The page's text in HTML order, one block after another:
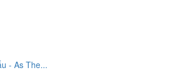
- As The...